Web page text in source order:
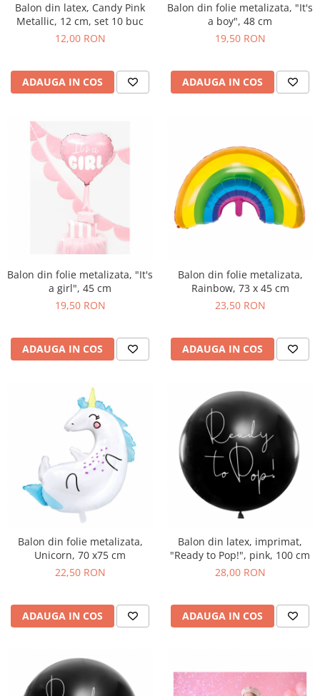
Balon din latex, Candy Pink
Metallic, 12 cm, set 10 buc
12,00 RON
ADAUGA IN COS
Balon din folie metalizata, "It's
a boy", 48 cm
19,50 RON
ADAUGA IN COS
Balon din folie metalizata, "It's
a girl", 45 cm
19,50 RON
ADAUGA IN COS
Balon din folie metalizata,
Rainbow, 73 x 45 cm
23,50 RON
ADAUGA IN COS
Balon din folie metalizata,
Unicorn, 70 x75 cm
22,50 RON
ADAUGA IN COS
Balon din latex, imprimat,
"Ready to Pop!", pink, 100 cm
28,00 RON
ADAUGA IN COS